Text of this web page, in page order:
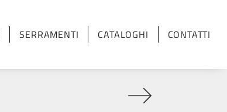
SERRAMENTI CATALOGHI CONTATTI